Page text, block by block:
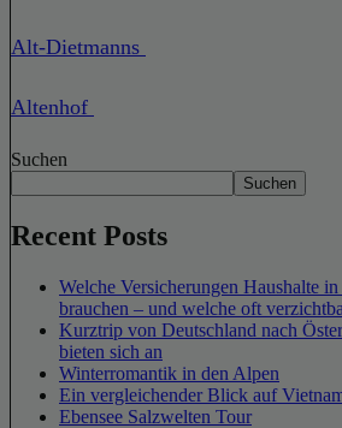
Alt-Dietmanns
Altenhof
Suchen
Suchen
Recent Posts
Welche Versicherungen Haushalte
brauchen – und welche oft
Kurztrip von Deutschland nach
bieten sich an
Winterromantik in den Alpen
Ein vergleichender Blick auf
Ebensee Salzwelten Tour